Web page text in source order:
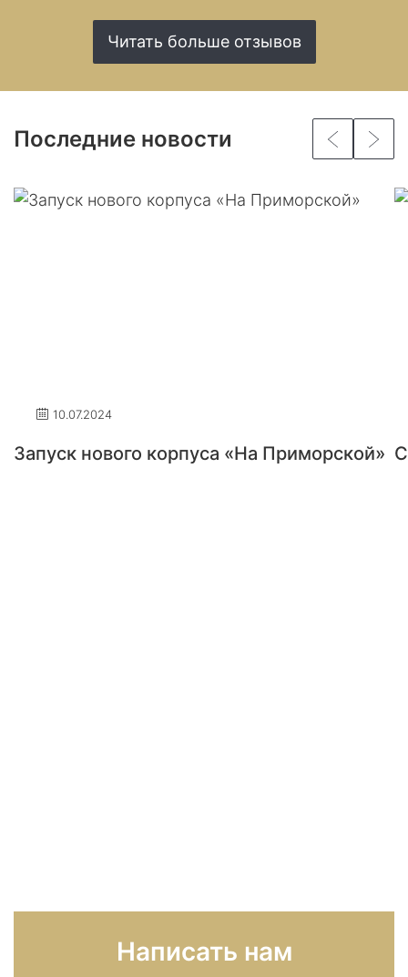
Читать больше отзывов
Последние новости
10.07.2024
Запуск нового корпуса «На Приморской»
Написать нам